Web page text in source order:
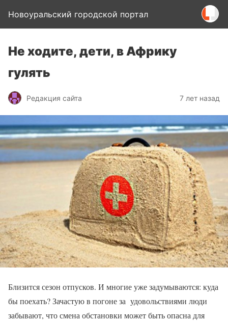
Новоуральский городской портал
Не ходите, дети, в Африку
гулять
Редакция сайта 7 лет назад
Близится сезон отпусков. И многие уже задумываются: куда
бы поехать? Зачастую в погоне за удовольствиями люди
забывают, что смена обстановки может быть опасна для